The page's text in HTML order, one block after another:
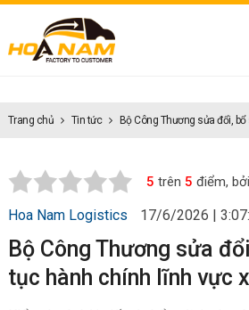
Trang chủ Tin tức Bộ Công Thương sửa đổi,
5 trên 5 điểm, bởi
Hoa Nam Logistics 17/6/2026 |
Bộ Công Thương sửa
tục hành chính lĩnh vực